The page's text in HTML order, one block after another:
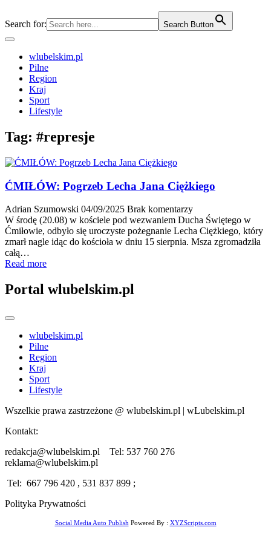
Search for: Search Button
wlubelskim.pl
Pilne
Region
Kraj
Sport
Lifestyle
Tag: #represje
ĆMIŁÓW: Pogrzeb Lecha Jana Ciężkiego
Adrian Szumowski 04/09/2025 Brak komentarzy
W środę (20.08) w kościele pod wezwaniem Ducha Świętego w
Ćmiłowie, odbyło się uroczyste pożegnanie Lecha Ciężkiego, który
zmarł nagle idąc do kościoła w dniu 15 sierpnia. Msza zgromadziła
całą…
Read more
Portal wlubelskim.pl
wlubelskim.pl
Pilne
Region
Kraj
Sport
Lifestyle
Wszelkie prawa zastrzeżone @ wlubelskim.pl | wLubelskim.pl
Kontakt:
redakcja@wlubelskim.pl Tel: 537 760 276
reklama@wlubelskim.pl
Tel: 667 796 420 , 531 837 899 ;
Polityka Prywatności
Social Media Auto Publish Powered By : XYZScripts.com